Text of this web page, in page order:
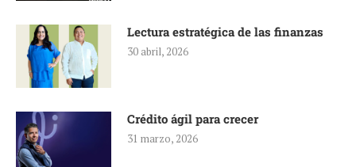
Lectura estratégica de las finanzas
30 abril, 2026
Crédito ágil para crecer
31 marzo, 2026